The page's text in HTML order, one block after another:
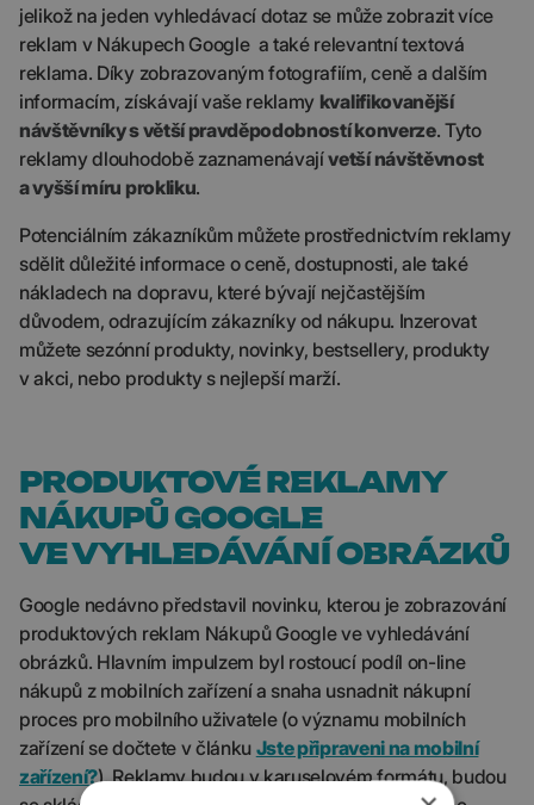
jelikož na jeden vyhledávací dotaz se může zobrazit více
reklam v Nákupech Google a také relevantní textová
reklama. Díky zobrazovaným fotografiím, ceně a dalším
informacím, získávají vaše reklamy kvalifikovanější
návštěvníky s větší pravděpodobností konverze. Tyto
reklamy dlouhodobě zaznamenávajívetší návštěvnost
a vyšší míru prokliku.
Potenciálním zákazníkům můžete prostřednictvím reklamy
sdělit důležité informace o ceně, dostupnosti, ale také
nákladech na dopravu, které bývají nejčastějším
důvodem, odrazujícím zákazníky od nákupu. Inzerovat
můžete sezónní produkty, novinky, bestsellery, produkty
v akci, nebo produkty s nejlepší marží.
PRODUKTOVÉ REKLAMY
NÁKUPŮ GOOGLE
VE VYHLEDÁVÁNÍ OBRÁZKŮ
Google nedávno představil novinku, kterou je zobrazování
produktových reklam Nákupů Google ve vyhledávání
obrázků. Hlavním impulzem byl rostoucí podíl on-line
nákupů z mobilních zařízení a snaha usnadnit nákupní
proces pro mobilního uživatele (o významu mobilních
zařízení se dočtete v článku Jste připraveni na mobilní
zařízení?). Reklamy budou v karuselovém formátu, budou